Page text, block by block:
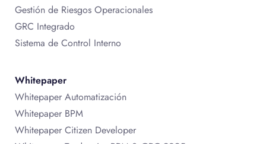
Gestión de Riesgos Operacionales
GRC Integrado
Sistema de Control Interno
Whitepaper
Whitepaper Automatización
Whitepaper BPM
Whitepaper Citizen Developer